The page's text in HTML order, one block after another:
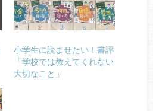
小学生に読ませたい！書評
「学校では教えてくれない
大切なこと」